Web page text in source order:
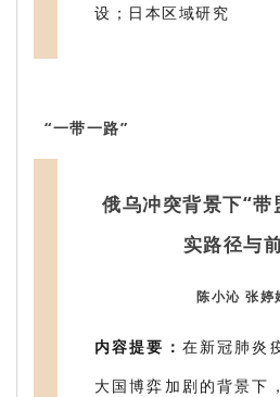
设；日本区域研究
“一带一路”
俄乌冲突背景下“带
实路径与
陈小沁 张婷
内容提要： 在新冠肺炎
大国博弈加剧的背景下